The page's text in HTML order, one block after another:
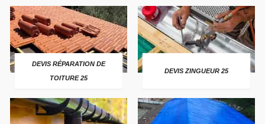
DEVIS RÉPARATION DE
TOITURE 25
DEVIS ZINGUEUR 25